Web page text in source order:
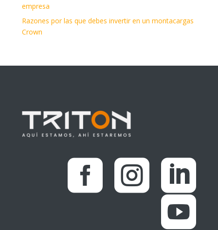
empresa
Razones por las que debes invertir en un montacargas
Crown
  
